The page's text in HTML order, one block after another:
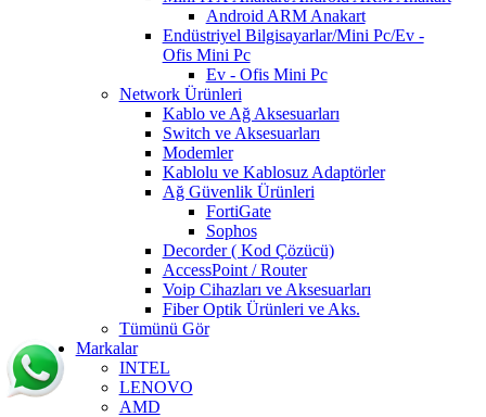
Android ARM Anakart
Endüstriyel Bilgisayarlar/Mini Pc/Ev -
Ofis Mini Pc
Ev - Ofis Mini Pc
Network Ürünleri
Kablo ve Ağ Aksesuarları
Switch ve Aksesuarları
Modemler
Kablolu ve Kablosuz Adaptörler
Ağ Güvenlik Ürünleri
FortiGate
Sophos
Decorder ( Kod Çözücü)
AccessPoint / Router
Voip Cihazları ve Aksesuarları
Fiber Optik Ürünleri ve Aks.
Tümünü Gör
Markalar
INTEL
LENOVO
AMD